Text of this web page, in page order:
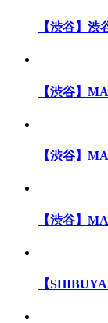
【渋谷】
【渋谷】
【渋谷】
【渋谷】
【